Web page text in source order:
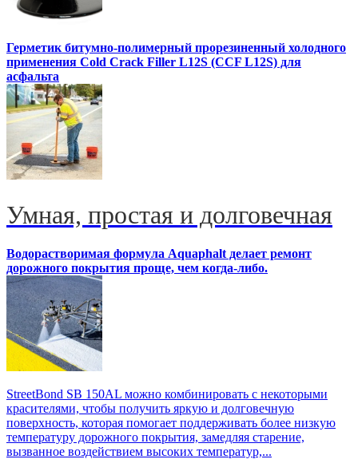
Герметик битумно-полимерный прорезиненный холодного
применения Cold Crack Filler L12S (ССF L12S) для
асфальта
Умная, простая и долговечная
Водорастворимая формула Aquaphalt делает ремонт
дорожного покрытия проще, чем когда-либо.
StreetBond SB 150AL можно комбинировать с некоторыми
красителями, чтобы получить яркую и долговечную
поверхность, которая помогает поддерживать более низкую
температуру дорожного покрытия, замедляя старение,
вызванное воздействием высоких температур,...